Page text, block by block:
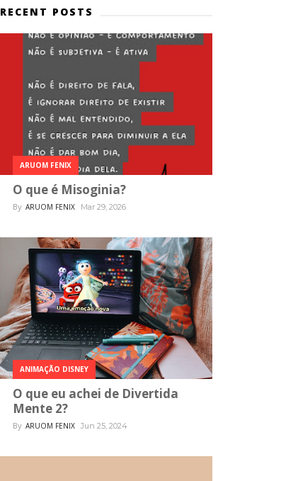
RECENT POSTS
ARUOM FENIX
O que é Misoginia?
By ARUOM FENIX Mar 29, 2026
ANIMAÇÃO DISNEY
O que eu achei de Divertida
Mente 2?
By ARUOM FENIX Jun 25, 2024